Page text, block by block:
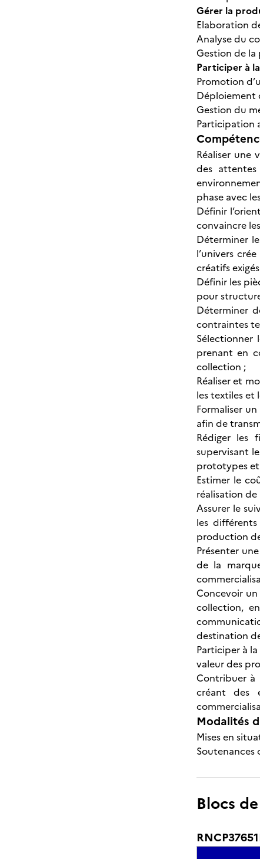
Gérer la
Elaboration
Analyse du
Gestion de
Participer à
Promotion
Déploiement
Gestion du
Participation
Réaliser une
des
phase avec
Définir
convaincre
Déterminer
l’univers
créatifs
Définir les
pour
Déterminer
contraintes
Sélectionner
prenant en
collection ;
Réaliser et
les textiles et
Formaliser
afin de
Rédiger les
supervisant
prototypes et
Estimer le
réalisation
Assurer le
les
production
Présenter
de la
Concevoir
collection,
destination
Participer à
valeur des
Contribuer à
créant des
Modalités
Mises en
Soutenances
Blocs